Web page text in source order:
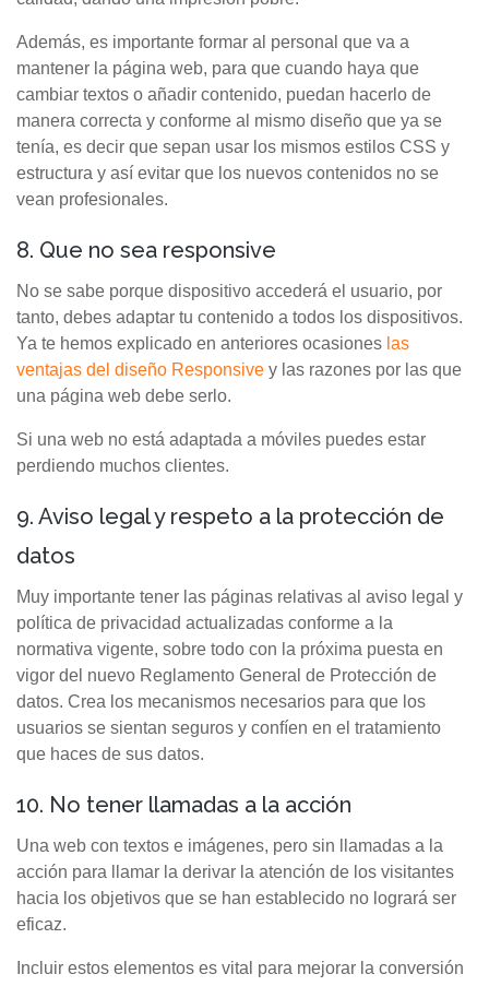
Además, es importante formar al personal que va a
mantener la página web, para que cuando haya que
cambiar textos o añadir contenido, puedan hacerlo de
manera correcta y conforme al mismo diseño que ya se
tenía, es decir que sepan usar los mismos estilos CSS y
estructura y así evitar que los nuevos contenidos no se
vean profesionales.
8. Que no sea responsive
No se sabe porque dispositivo accederá el usuario, por
tanto, debes adaptar tu contenido a todos los dispositivos.
Ya te hemos explicado en anteriores ocasiones las
ventajas del diseño Responsive y las razones por las que
una página web debe serlo.
Si una web no está adaptada a móviles puedes estar
perdiendo muchos clientes.
9. Aviso legal y respeto a la protección de
datos
Muy importante tener las páginas relativas al aviso legal y
política de privacidad actualizadas conforme a la
normativa vigente, sobre todo con la próxima puesta en
vigor del nuevo Reglamento General de Protección de
datos. Crea los mecanismos necesarios para que los
usuarios se sientan seguros y confíen en el tratamiento
que haces de sus datos.
10. No tener llamadas a la acción
Una web con textos e imágenes, pero sin llamadas a la
acción para llamar la derivar la atención de los visitantes
hacia los objetivos que se han establecido no logrará ser
eficaz.
Incluir estos elementos es vital para mejorar la conversión